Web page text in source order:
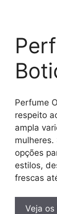
Perfume
respeito
ampla
mulheres.
opções
estilos,
frescas
Veja os